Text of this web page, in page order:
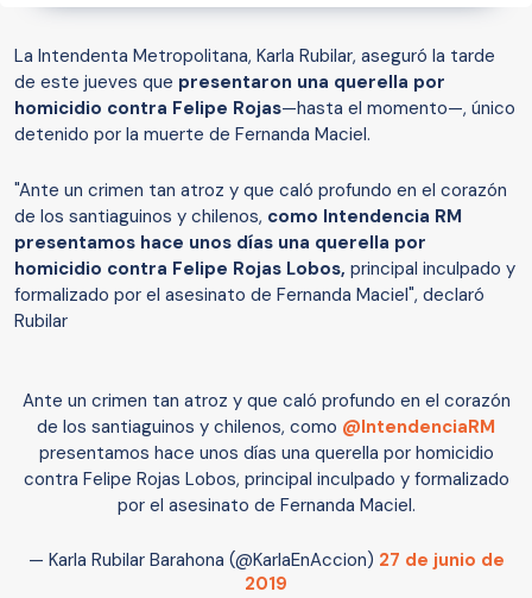
La Intendenta Metropolitana, Karla Rubilar, aseguró la tarde
de este jueves que presentaron una querella por
homicidio contra Felipe Rojas—hasta el momento—, único
detenido por la muerte de Fernanda Maciel.
"Ante un crimen tan atroz y que caló profundo en el corazón
de los santiaguinos y chilenos, como Intendencia RM
presentamos hace unos días una querella por
homicidio contra Felipe Rojas Lobos, principal inculpado y
formalizado por el asesinato de Fernanda Maciel", declaró
Rubilar
Ante un crimen tan atroz y que caló profundo en el corazón
de los santiaguinos y chilenos, como @IntendenciaRM
presentamos hace unos días una querella por homicidio
contra Felipe Rojas Lobos, principal inculpado y formalizado
por el asesinato de Fernanda Maciel.
— Karla Rubilar Barahona (@KarlaEnAccion) 27 de junio de
2019